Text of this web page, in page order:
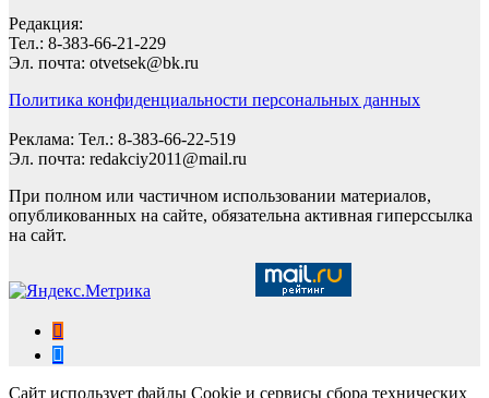
Редакция:
Тел.: 8-383-66-21-229
Эл. почта: otvetsek@bk.ru
Политика конфиденциальности персональных данных
Реклама: Тел.: 8-383-66-22-519
Эл. почта: redakciy2011@mail.ru
При полном или частичном использовании материалов,
опубликованных на сайте, обязательна активная гиперссылка
на сайт.
Сайт использует файлы Cookie и сервисы сбора технических